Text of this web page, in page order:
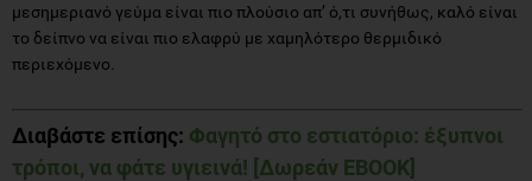
μεσημεριανό γεύμα είναι πιο πλούσιο απ’ ό,τι συνήθως, καλό είναι
το δείπνο να είναι πιο ελαφρύ με χαμηλότερο θερμιδικό
περιεχόμενο.
Διαβάστε επίσης: Φαγητό στο εστιατόριο: έξυπνοι
τρόποι, να φάτε υγιεινά! [Δωρεάν EBOOK]